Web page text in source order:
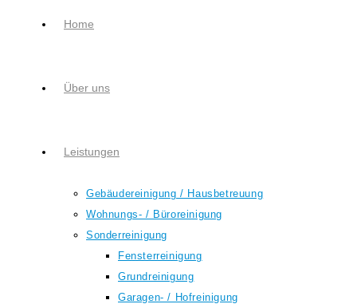
Home
Über uns
Leistungen
Gebäudereinigung / Hausbetreuung
Wohnungs- / Büroreinigung
Sonderreinigung
Fensterreinigung
Grundreinigung
Garagen- / Hofreinigung